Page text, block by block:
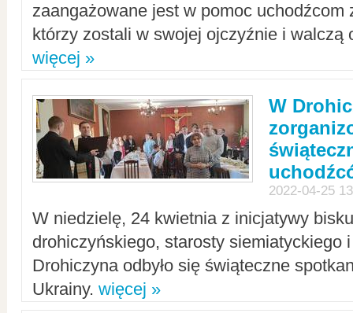
zaangażowane jest w pomoc uchodźcom
którzy zostali w swojej ojczyźnie i walczą
więcej »
W
2022-04-25
W niedzielę, 24 kwietnia z inicjatywy
drohiczyńskiego, starosty siemiatyckiego
Drohiczyna odbyło się świąteczne
Ukrainy. więcej »